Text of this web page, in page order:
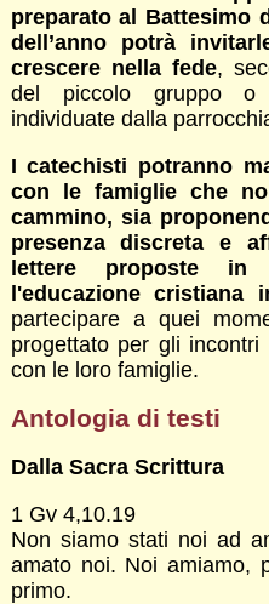
preparato al Battesimo
dell’anno potrà
crescere nella fede,
del piccolo gruppo o
individuate dalla
I catechisti potranno
con le famiglie che
cammino, sia
presenza discreta e
lettere proposte in
l'educazione cristiana
partecipare a quei
progettato per gli
con le loro famiglie.
Antologia di testi
Dalla Sacra Scrittura
1 Gv 4,10.19
Non siamo stati noi ad
amato noi. Noi amiamo,
primo.